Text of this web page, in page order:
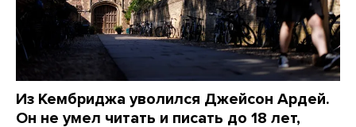
Из Кембриджа уволился Джейсон Ардей.
Он не умел читать и писать до 18 лет,